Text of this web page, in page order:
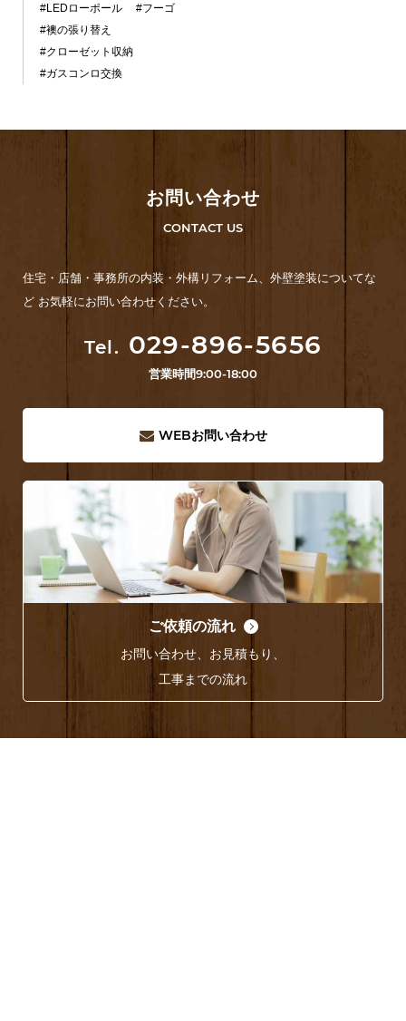
#LEDローポール
#フーゴ
#襖の張り替え
#クローゼット収納
#ガスコンロ交換
お問い合わせ
CONTACT US
住宅・店舗・事務所の内装・外構リフォーム、外壁塗装についてな
ど お気軽にお問い合わせください。
Tel. 029-896-5656
営業時間9:00-18:00
WEBお問い合わせ
ご依頼の流れ
お問い合わせ、お見積もり、
工事までの流れ